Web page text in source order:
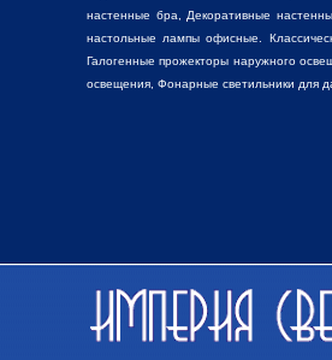
настенные бра, Декоративные
настольные лампы офисные.
Галогенные прожекторы наружного
освещения, Фонарные светильники для